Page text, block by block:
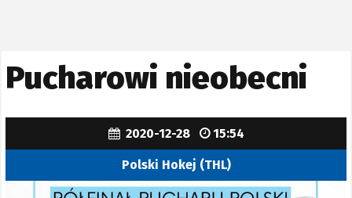
Pucharowi nieobecni
2020-12-28 15:54
Polski Hokej (THL)